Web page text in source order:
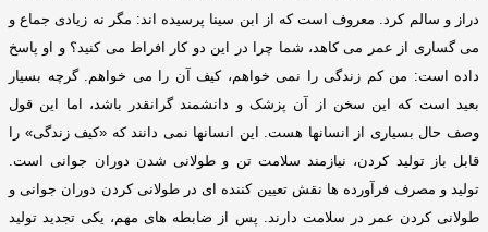
دراز و سالم کرد
معروف است که از ابن سینا پرسیده اند : مگر نه زیادی جماع و
می گساری از عمر می کاهد، شما چرا در این دو کار افراط می کنید؟ و او پاسخ
داده است: من کم زندگی را نمی خواهم، کیف آن را می خواهم .گرچه بسیار
بعید است که این سخن از آن پزشک و دانشمند گرانقدر باشد، اما این قول
وصف حال بسیاری از انسانها هست. این انسانها نمی دانند که «کیف زندگی» را
قابل باز تولید کردن، نیازمند سلامت تن و طولانی شدن دوران جوانی است
تولید و مصرف فرآورده ها نقش تعیین کننده ای در طولانی کردن دوران جوانی و
طولانی کردن عمر در سلامت دارند
پس از ضابطه های مهم، یکی تجدید تولید